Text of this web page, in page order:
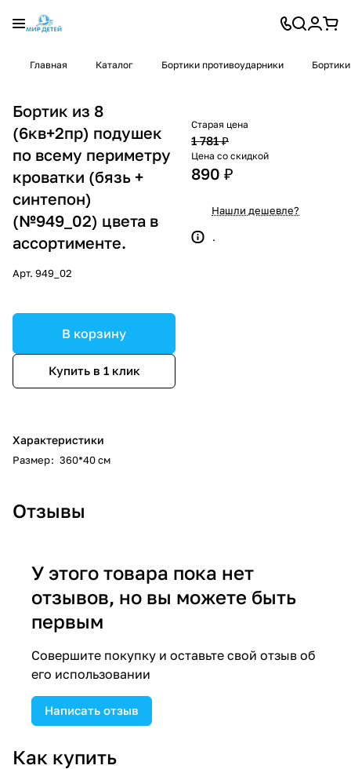
Главная Каталог Бортики противоударники
Бортик из 8
(6кв+2пр) подушек
по всему периметру
кроватки (бязь +
синтепон)
(№949_02) цвета в
ассортименте.
Арт. 949_02
В корзину
Купить в 1 клик
Характеристики
Размер: 360*40 см
Старая цена
1 781 ₽
Цена со скидкой
890 ₽
Нашли дешевле?
.
Отзывы
У этого товара пока нет
отзывов, но вы можете быть
первым
Совершите покупку и оставьте свой отзыв об
его использовании
Написать отзыв
Как купить